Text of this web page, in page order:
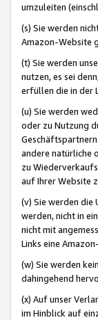
umzuleiten
(s) Sie werden
Amazon-Website
(t) Sie werden
nutzen, es sei
erfüllen die in der
(u) Sie werden
oder zu Nutzung
andere natürliche
zu
auf Ihrer Website
(v) Sie werden die
werden, nicht in
nicht mit
Links eine
(w) Sie werden
dahingehend
(x) Auf unser
im Hinblick auf